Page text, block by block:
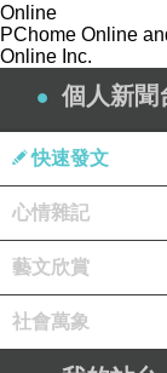
《 ㄓ
搞怪唷!!
做自己
Online
PChome Online
Online Inc.
個人新聞
快速發文
心情雜記
藝文欣賞
社會萬象